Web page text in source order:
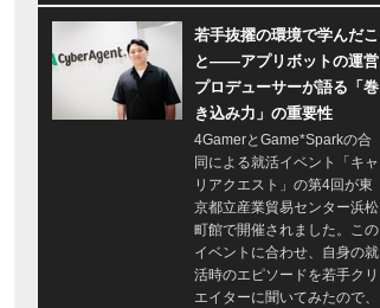
若手抜擢の環境で学んだこ
と――アプリボットの運営
プロデューサーが語る「巻
き込み力」の重要性
4GamerとGame*Sparkの合
同による就活イベント「キャ
リアクエスト」の第4回が東
京都立産業貿易センター浜松
町館で開催されました。この
イベントに合わせ、自身の就
活時のエピソードを若手クリ
エイターに聞いてみたので、